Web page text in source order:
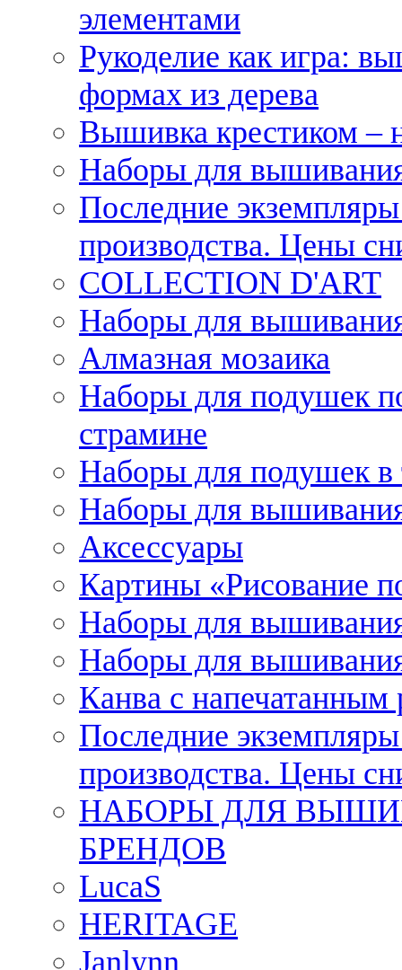
элементами
Рукоделие как игра:
формах из дерева
Вышивка крестиком –
Наборы для
Последние
производства. Цены
COLLECTION D'ART
Наборы для
Алмазная мозаика
Наборы для подушек
страмине
Наборы для подушек в
Наборы для
Аксессуары
Картины «Рисование
Наборы для
Наборы для
Канва с напечатанным
Последние
производства. Цены
НАБОРЫ ДЛЯ
БРЕНДОВ
LucaS
HERITAGE
Janlynn